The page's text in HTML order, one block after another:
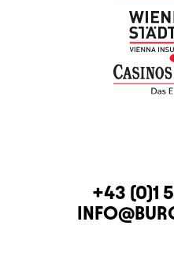
KONTAKTTELEFON
+43 (0)1
E-MAIL